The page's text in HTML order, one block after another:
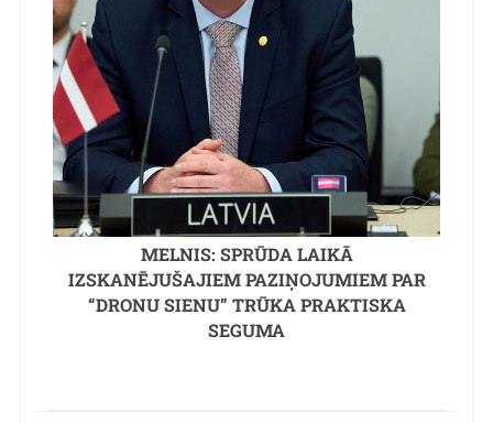
MELNIS: SPRŪDA LAIKĀ
IZSKANĒJUŠAJIEM PAZIŅOJUMIEM PAR
“DRONU SIENU” TRŪKA PRAKTISKA
SEGUMA